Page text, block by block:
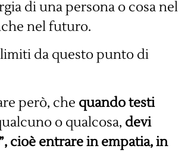
di una persona o cosa nel
nel futuro.
da questo punto di
però, che quando testi
o qualcosa, devi
cioè entrare in empatia, in